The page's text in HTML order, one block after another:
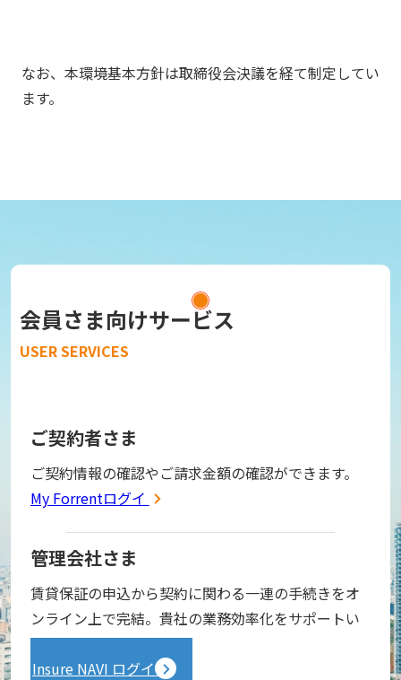
なお、本環境基本方針は取締役会決議を経て制定してい
ます。
会員さま向けサービス
USER SERVICES
ご契約者さま
ご契約情報の確認やご請求金額の確認ができます。
My Forrentログイン
管理会社さま
賃貸保証の申込から契約に関わる一連の手続きをオ
ンライン上で完結。貴社の業務効率化をサポートい
たします。
Insure NAVI ログイン